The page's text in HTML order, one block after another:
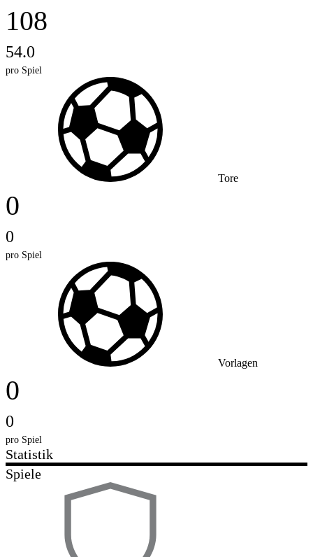
108
54.0
pro Spiel
Tore
0
0
pro Spiel
Vorlagen
0
0
pro Spiel
Statistik
Spiele